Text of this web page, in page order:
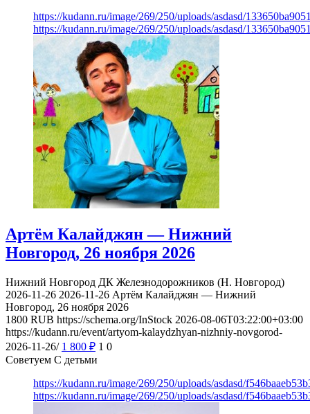
https://kudann.ru/image/269/250/uploads/asdasd/
https://kudann.ru/image/269/250/uploads/asdasd/
Артём Калайджян — Нижний
Новгород, 26 ноября 2026
Нижний Новгород ДК Железнодорожников (Н. Новгород)
2026-11-26 2026-11-26 Артём Калайджян — Нижний
Новгород, 26 ноября 2026
1800 RUB https://schema.org/InStock 2026-08-06T03:22:00+03:00
https://kudann.ru/event/artyom-kalaydzhyan-nizhniy-novgorod-
2026-11-26/ 1 800 ₽ 1 0
Советуем С детьми
https://kudann.ru/image/269/250/uploads/asdasd/
https://kudann.ru/image/269/250/uploads/asdasd/